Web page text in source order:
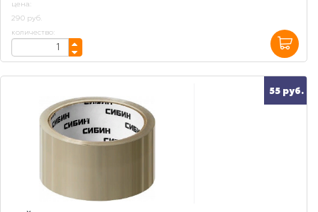
цена:
290 руб.
количество:
55 руб.